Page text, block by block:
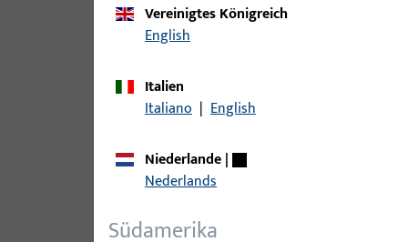
0-49449-30-0-0 Leistungserklärung EN 1125
Vereinigtes Königreich
English
Italien
Italiano | English
Niederlande|
Nederlands
Südamerika